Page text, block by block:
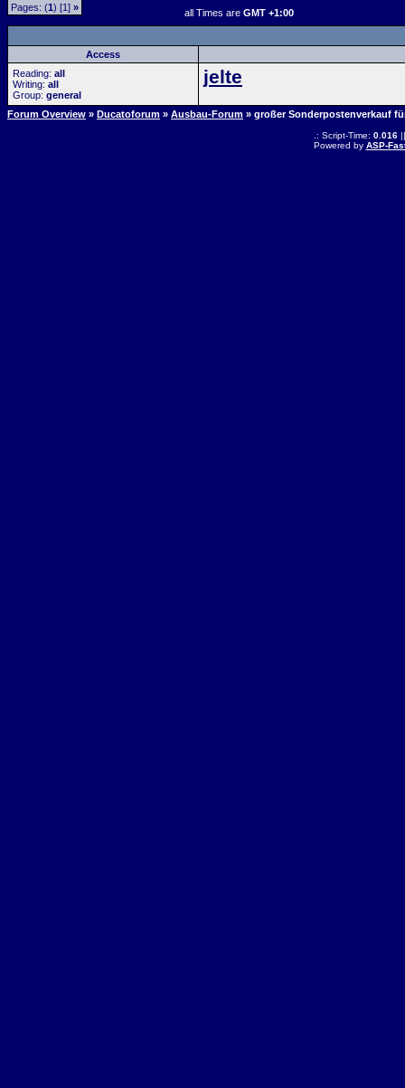
Pages: (1) [1] » all Times are GMT +1:00
Access
Reading: all
Writing: all
Group: general
jelte
Forum Overview » Ducatoforum » Ausbau-Forum » großer Sonderpostenverkauf
.: Script-Time: 0.016||
Powered by ASP-